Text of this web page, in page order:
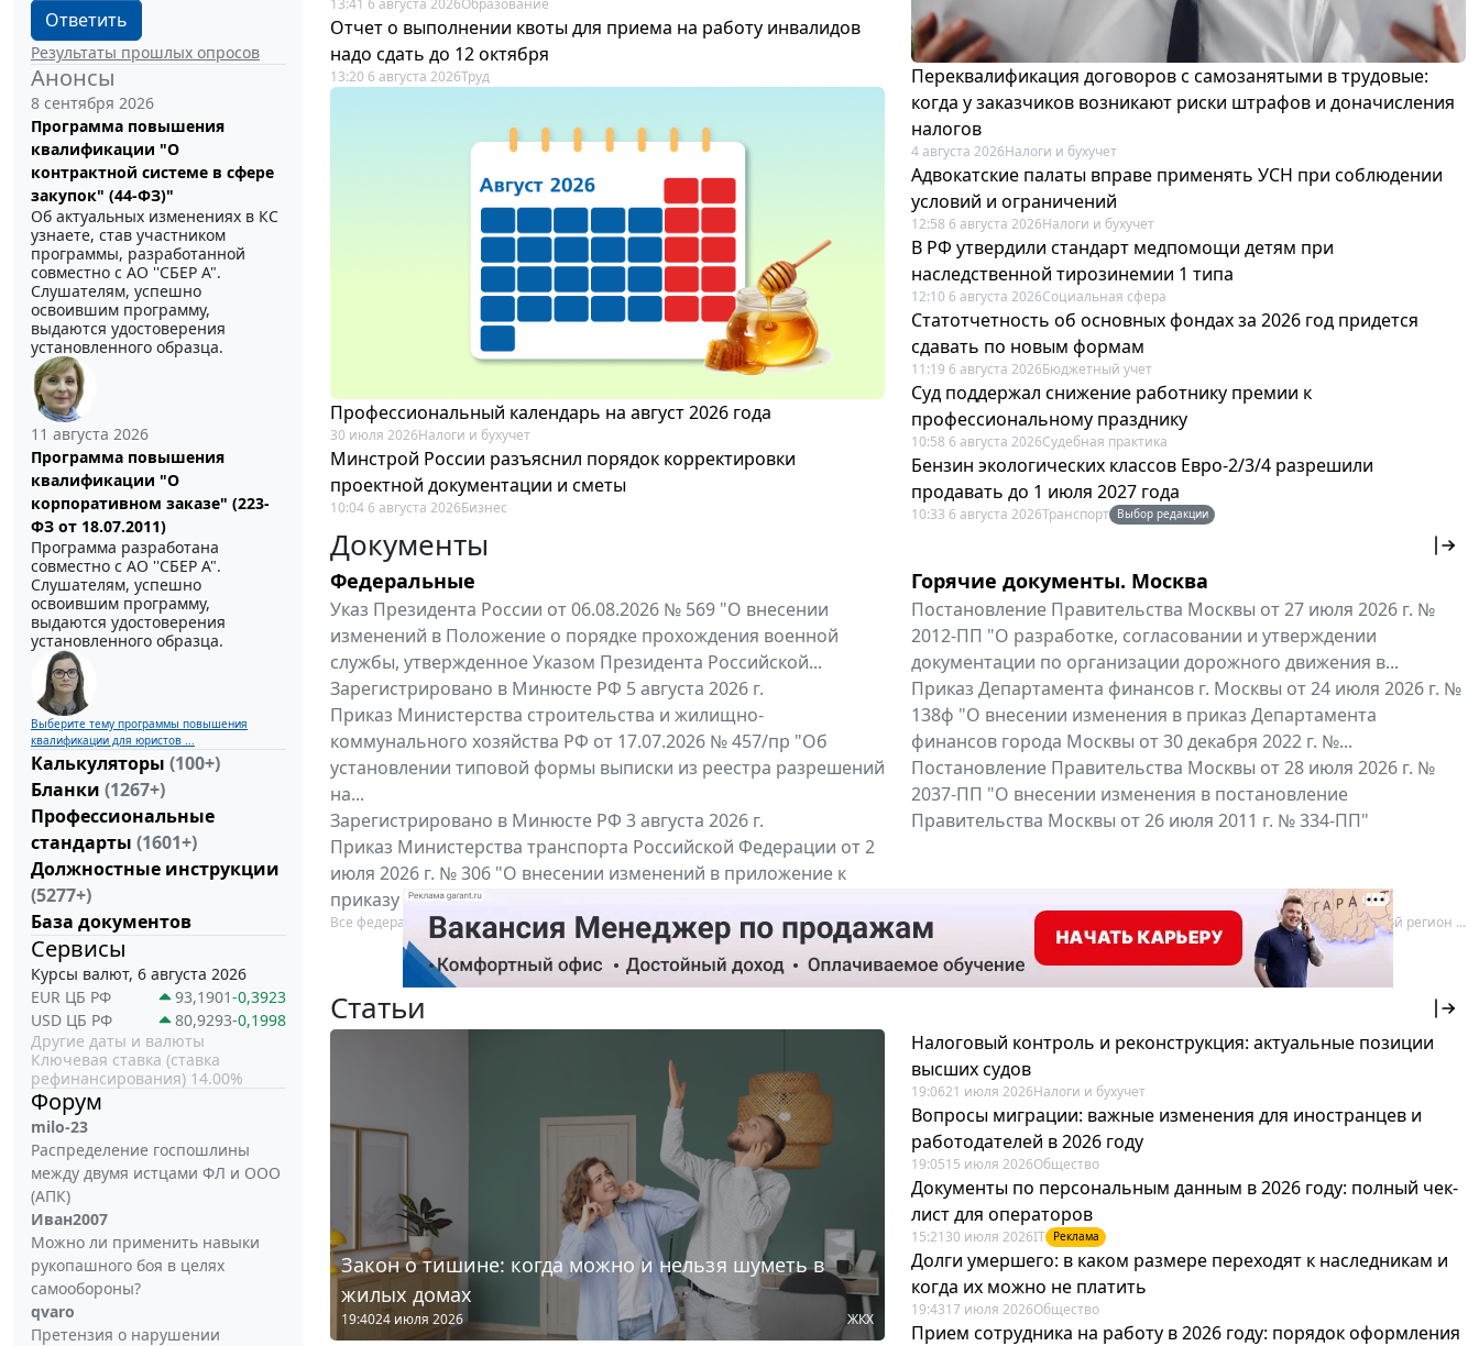
Ответить
Результаты прошлых опросов
Анонсы
8 сентября 2026
Программа повышения
квалификации "О
контрактной системе в сфере
закупок" (44-ФЗ)"
Об актуальных изменениях в КС
узнаете, став участником
программы, разработанной
совместно с АО ''СБЕР А".
Слушателям, успешно
освоившим программу,
выдаются удостоверения
установленного образца.
11 августа 2026
Программа повышения
квалификации "О
корпоративном заказе" (223-
ФЗ от 18.07.2011)
Программа разработана
совместно с АО ''СБЕР А".
Слушателям, успешно
освоившим программу,
выдаются удостоверения
установленного образца.
Выберите тему программы повышения
квалификации для юристов ...
Калькуляторы (100+)
Бланки (1267+)
Профессиональные
стандарты (1601+)
Должностные инструкции
(5277+)
База документов
Сервисы
Курсы валют, 6 августа 2026
EUR ЦБ РФ
93,1901-0,3923
USD ЦБ РФ
80,9293-0,1998
Другие даты и валюты
Ключевая ставка (ставка
рефинансирования) 14.00%
Форум
milo-23
Распределение госпошлины
между двумя истцами ФЛ и ООО
(АПК)
Иван2007
Можно ли применить навыки
рукопашного боя в целях
самообороны?
qvaro
Претензия о нарушении
13:41 6 августа 2026Образование
Отчет о выполнении квоты для приема на работу инвалидов
надо сдать до 12 октября
13:20 6 августа 2026Труд
Профессиональный календарь на август 2026 года
30 июля 2026Налоги и бухучет
Минстрой России разъяснил порядок корректировки
проектной документации и сметы
10:04 6 августа 2026Бизнес
Переквалификация договоров с самозанятыми в трудовые:
когда у заказчиков возникают риски штрафов и доначисления
налогов
4 августа 2026Налоги и бухучет
Адвокатские палаты вправе применять УСН при соблюдении
условий и ограничений
12:58 6 августа 2026Налоги и бухучет
В РФ утвердили стандарт медпомощи детям при
наследственной тирозинемии 1 типа
12:10 6 августа 2026Социальная сфера
Статотчетность об основных фондах за 2026 год придется
сдавать по новым формам
11:19 6 августа 2026Бюджетный учет
Суд поддержал снижение работнику премии к
профессиональному празднику
10:58 6 августа 2026Судебная практика
Бензин экологических классов Евро-2/3/4 разрешили
продавать до 1 июля 2027 года
10:33 6 августа 2026Транспорт Выбор редакции
Документы
Федеральные
Указ Президента России от 06.08.2026 № 569 "О внесении
изменений в Положение о порядке прохождения военной
службы, утвержденное Указом Президента Российской...
Зарегистрировано в Минюсте РФ 5 августа 2026 г.
Приказ Министерства строительства и жилищно-
коммунального хозяйства РФ от 17.07.2026 № 457/пр "Об
установлении типовой формы выписки из реестра разрешений
на...
Зарегистрировано в Минюсте РФ 3 августа 2026 г.
Приказ Министерства транспорта Российской Федерации от 2
июля 2026 г. № 306 "О внесении изменений в приложение к
приказу Министерства транспорта Российской...
Все федеральные документы
Горячие документы. Москва
Постановление Правительства Москвы от 27 июля 2026 г. №
2012-ПП "О разработке, согласовании и утверждении
документации по организации дорожного движения в...
Приказ Департамента финансов г. Москвы от 24 июля 2026 г. №
138ф "О внесении изменения в приказ Департамента
финансов города Москвы от 30 декабря 2022 г. №...
Постановление Правительства Москвы от 28 июля 2026 г. №
2037-ПП "О внесении изменения в постановление
Правительства Москвы от 26 июля 2011 г. № 334-ПП"
Все региональные документы Мой регион ...
Статьи
Закон о тишине: когда можно и нельзя шуметь в
жилых домах
19:4024 июля 2026 ЖКХ
Налоговый контроль и реконструкция: актуальные позиции
высших судов
19:0621 июля 2026Налоги и бухучет
Вопросы миграции: важные изменения для иностранцев и
работодателей в 2026 году
19:0515 июля 2026Общество
Документы по персональным данным в 2026 году: полный чек-
лист для операторов
15:21 30 июля 2026IT Реклама
Долги умершего: в каком размере переходят к наследникам и
когда их можно не платить
19:4317 июля 2026Общество
Прием сотрудника на работу в 2026 году: порядок оформления